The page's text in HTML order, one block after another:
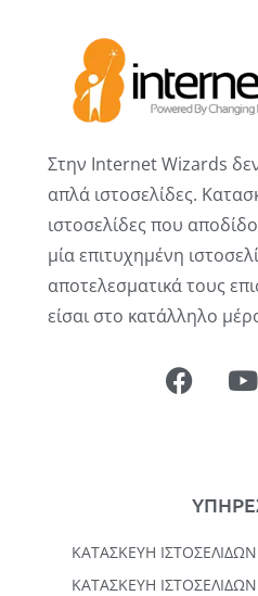
Στην Internet Wizards
απλά ιστοσελίδες.
ιστοσελίδες που
μία επιτυχημένη
αποτελεσματικά τους
είσαι στο κατάλληλο
ΚΑΤΑΣΚΕΥΉ ΙΣΤΟΣΕΛΊΔΩΝ
KΑΤΑΣΚΕΥΉ IΣΤΟΣΕΛΊΔΩΝ